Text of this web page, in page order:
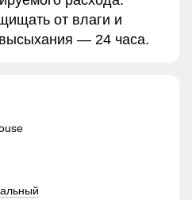
от влаги и
— 24 часа.